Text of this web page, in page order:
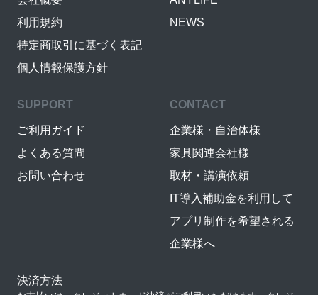
利用規約
特定商取引に基づく表記
個人情報保護方針
NEWS
SUPPORT
ご利用ガイド
よくある質問
お問い合わせ
CONTACT
企業様・自治体様
家具関連会社様
取材・講演依頼
IT導入補助金を利用して
アプリ制作を希望される
企業様へ
決済方法